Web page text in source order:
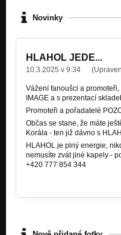
HLAHOL - Svítání 2018
Nezařazeno
Nezařazeno
Nezařazeno
Hlahol - Neserzem 2014
Nezařazeno
Hlahol - Zimní večery 2013
Nezařazeno
Novinky
HLAHOL JEDE...
10.3.2025 v 9:34
Vážení fanoušci a
IMAGE a s prezentací
Promoteři a pořadatelé
Občas se stane, že máte
Korála - ten již dávno s
HLAHOL je plný energie,
nemusíte zvát jiné kapely -
+420 777 854 344
Rock